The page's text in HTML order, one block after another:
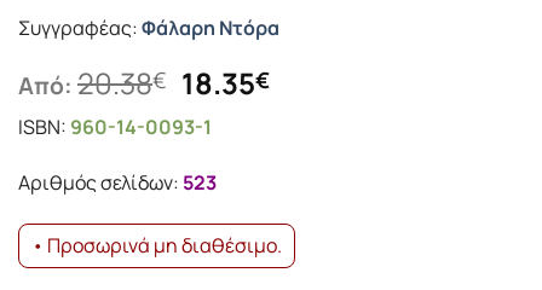
Συγγραφέας:Φάλαρη Ντόρα
Από: 20.38€ Original
price
was:
20.38€.
18.35€Η
ISBN: 960-14-0093-1
Αριθμός σελίδων: 523
• Προσωρινά μη διαθέσιμο.